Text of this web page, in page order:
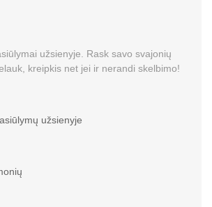
užsienyje. Rask savo svajonių
kreipkis net jei ir nerandi skelbimo!
užsienyje